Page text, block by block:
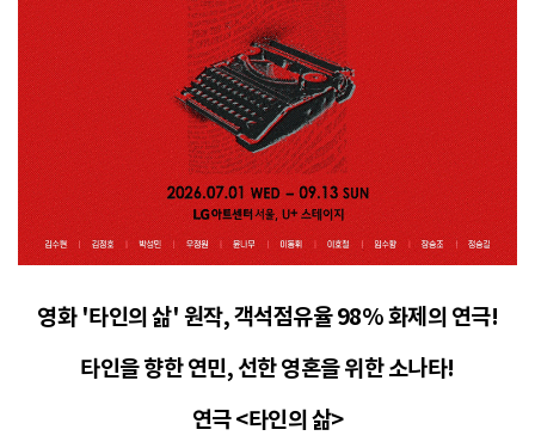
영화 '타인의 삶' 원작, 객석점유율 98% 화제의 연극!
타인을 향한 연민, 선한 영혼을 위한 소나타!
연극 <타인의 삶>